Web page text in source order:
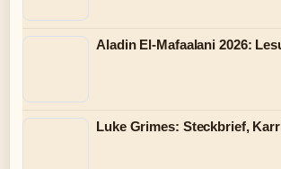
Aladin El-Mafaalani 2026:
Luke Grimes: Steckbrief,